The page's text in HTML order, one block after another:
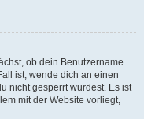
ob dein Benutzername
ist, wende dich an einen
nicht gesperrt wurdest. Es ist
mit der Website vorliegt,